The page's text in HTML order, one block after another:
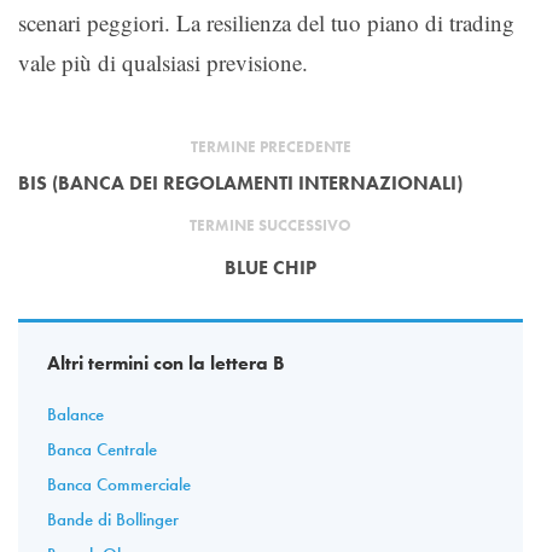
scenari peggiori. La resilienza del tuo piano di trading
vale più di qualsiasi previsione.
TERMINE PRECEDENTE
BIS (BANCA DEI REGOLAMENTI INTERNAZIONALI)
TERMINE SUCCESSIVO
BLUE CHIP
Altri termini con la lettera B
Balance
Banca Centrale
Banca Commerciale
Bande di Bollinger